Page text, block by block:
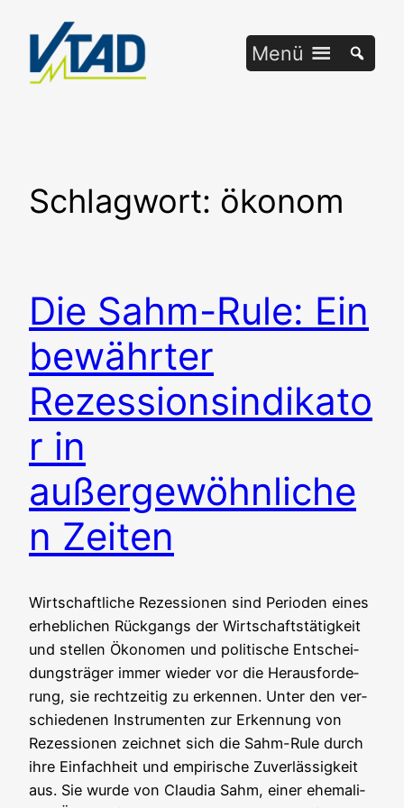
springen
Menü
Schlagwort: ökonom
Die Sahm-Rule: Ein
bewährter
Rezessionsindikato
r in
außergewöhnliche
n Zeiten
Wirt­schaft­li­che Rezes­sio­nen sind Peri­oden eines
erheb­li­chen Rück­gangs der Wirt­schafts­tä­tig­keit
und stel­len Öko­no­men und poli­ti­sche Ent­schei­
dungs­trä­ger immer wie­der vor die Her­aus­for­de­
rung, sie recht­zei­tig zu erken­nen. Unter den ver­
schie­de­nen Instru­men­ten zur Erken­nung von
Rezes­sio­nen zeich­net sich die Sahm-Rule durch
ihre Ein­fach­heit und empi­ri­sche Zuver­läs­sig­keit
aus. Sie wur­de von Clau­dia Sahm, einer ehe­ma­li­